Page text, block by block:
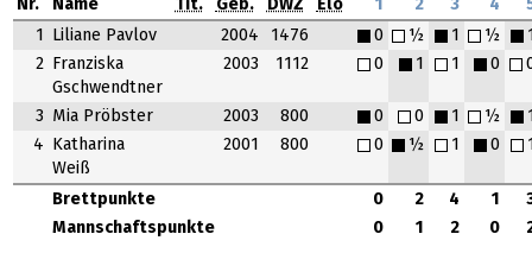
Nr. Name Tit. Geb. DWZ Elo 1 2 3 4
Brettpunkte 0 2 4 1
Mannschaftspunkte
0 1 2 0
1 Liliane Pavlov 2004 1476 0 ½ 1 ½
2
Franziska
Gschwendtner
2003 1112 0 1 1 0
3 Mia Pröbster 2003 800 0 0 1 ½
4
Katharina
Weiß
2001 800 0 ½ 1 0